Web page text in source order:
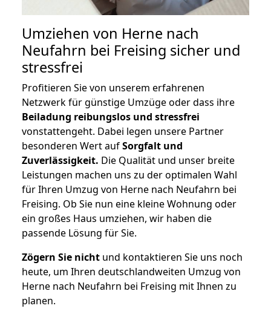
Umziehen von Herne nach
Neufahrn bei Freising sicher und
stressfrei
Profitieren Sie von unserem erfahrenen
Netzwerk für günstige Umzüge oder dass ihre
Beiladung reibungslos und stressfrei
vonstattengeht. Dabei legen unsere Partner
besonderen Wert aufSorgfalt und
Zuverlässigkeit. Die Qualität und unser breite
Leistungen machen uns zu der optimalen Wahl
für Ihren Umzug von Herne nach Neufahrn bei
Freising. Ob Sie nun eine kleine Wohnung oder
ein großes Haus umziehen, wir haben die
passende Lösung für Sie.
Zögern Sie nicht und kontaktieren Sie uns noch
heute, um Ihren deutschlandweiten Umzug von
Herne nach Neufahrn bei Freising mit Ihnen zu
planen.